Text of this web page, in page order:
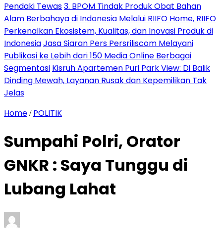
Pendaki Tewas3. BPOM Tindak Produk Obat Bahan
Alam Berbahaya di Indonesia Melalui RIIFO Home, RIIFO
Perkenalkan Ekosistem, Kualitas, dan Inovasi Produk di
IndonesiaJasa Siaran Pers Persriliscom Melayani
Publikasi ke Lebih dari 150 Media Online Berbagai
Segmentasi Kisruh Apartemen Puri Park View: Di Balik
Dinding Mewah, Layanan Rusak dan Kepemilikan Tak
Jelas
Home / POLITIK
Sumpahi Polri, Orator
GNKR : Saya Tunggu di
Lubang Lahat